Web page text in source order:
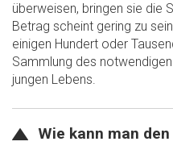
überweisen, bringen sie die
Betrag scheint gering zu
einigen Hundert oder
Sammlung des
jungen Lebens.
Wie kann man